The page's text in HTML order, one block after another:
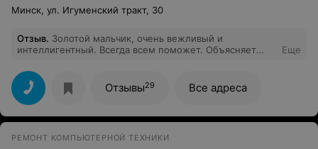
Минск, ул. Игуменский тракт, 30
Отзыв. Золотой мальчик, очень вежливый и
интеллигентный. Всегда всем поможет. Объясняет
Еще
Отзывы29 Все адреса
РЕМОНТ КОМПЬЮТЕРНОЙ ТЕХНИКИ